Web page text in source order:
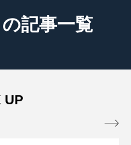
必要なビタミンB群：その重要
記事一覧
UP
